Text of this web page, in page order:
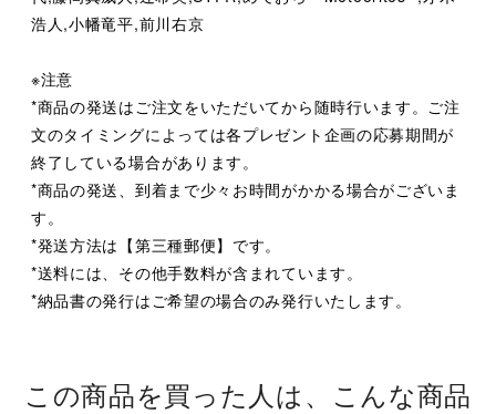
浩人,小幡竜平,前川右京
※注意
*商品の発送はご注文をいただいてから随時行います。ご注
文のタイミングによっては各プレゼント企画の応募期間が
終了している場合があります。
*商品の発送、到着まで少々お時間がかかる場合がございま
す。
*発送方法は【第三種郵便】です。
*送料には、その他手数料が含まれています。
*納品書の発行はご希望の場合のみ発行いたします。
この商品を買った人は、こんな商品